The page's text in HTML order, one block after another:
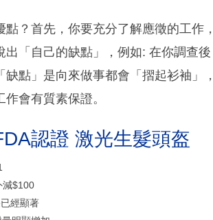
？首先，你要充分了解應徵的工作
出「自己的缺點」，例如: 在你調查
缺點」是向來做事都會「摺起衫袖」
會有質素保證。
認證 激光生髮頭盔
減$100
經顯著